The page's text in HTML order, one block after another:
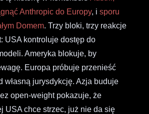
Anthropic do Europy, i sporu
Domem. Trzy bloki, trzy reakcje
USA kontroluje dostęp do
Ameryka blokuje, by
Europa próbuje przenieść
własną jurysdykcję. Azja buduje
open-weight pokazuje, że
USA chce strzec, już nie da się